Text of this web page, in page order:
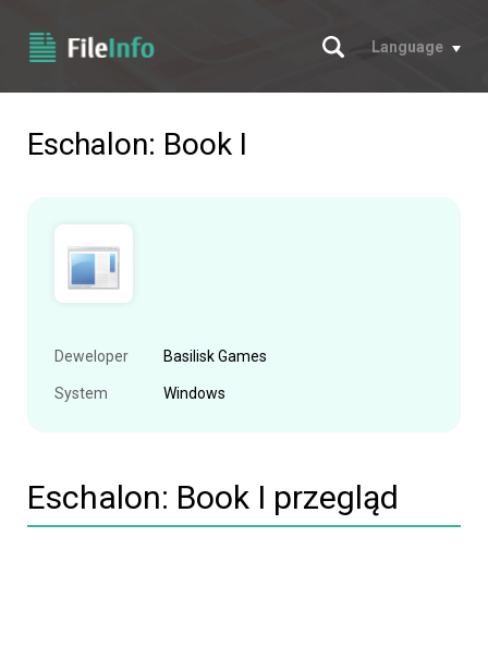
Szukaj
Language
Eschalon: Book I
Deweloper Basilisk Games
System Windows
Eschalon: Book I przegląd